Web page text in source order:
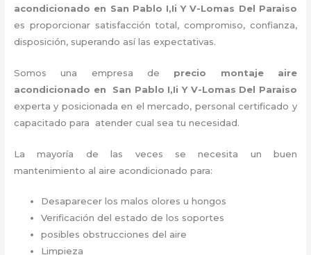
acondicionado en San Pablo I,Ii Y V-Lomas Del Paraiso
es proporcionar satisfacción total, compromiso, confianza,
disposición, superando así las expectativas.
Somos una empresa de precio montaje aire
acondicionado en San Pablo I,Ii Y V-Lomas Del Paraiso
experta y posicionada en el mercado, personal certificado y
capacitado para atender cual sea tu necesidad.
La mayoría de las veces se necesita un buen
mantenimiento al aire acondicionado para:
Desaparecer los malos olores u hongos
Verificación del estado de los soportes
posibles obstrucciones del aire
Limpieza